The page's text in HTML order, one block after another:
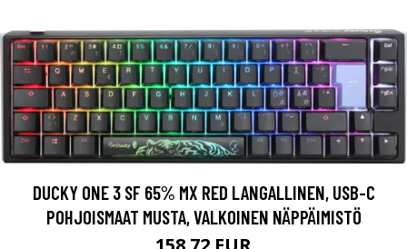
DUCKY ONE 3 SF 65% MX RED LANGALLINEN, USB-C
POHJOISMAAT MUSTA, VALKOINEN NÄPPÄIMISTÖ